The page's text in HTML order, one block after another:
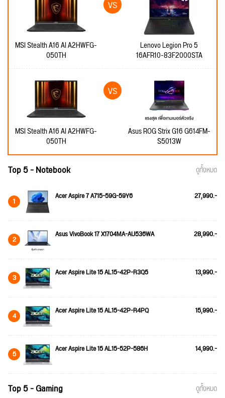
MSI Stealth A16 AI A2HWFG-
050TH
Lenovo Legion Pro 5
16AFR10-83F2000STA
MSI Stealth A16 AI A2HWFG-
050TH
Asus ROG Strix G16 G614FM-
S5013W
Top 5 - Notebook ดูทั้งหมด
1 Acer Aspire 7 A715-59G-59Y6 27,990.-
2 Asus VivoBook 17 X1704MA-AU536WA 28,990.-
3 Acer Aspire Lite 15 AL15-42P-R3Q5 13,990.-
4 Acer Aspire Lite 15 AL15-42P-R4PQ 15,990.-
5 Acer Aspire Lite 15 AL15-52P-586H 14,990.-
Top 5 - Gaming ดูทั้งหมด